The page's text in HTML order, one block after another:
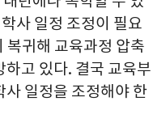
사 일정 조정이 필요
복귀해 교육과정 압축
하고 있다. 결국 교육부
사 일정을 조정해야 한